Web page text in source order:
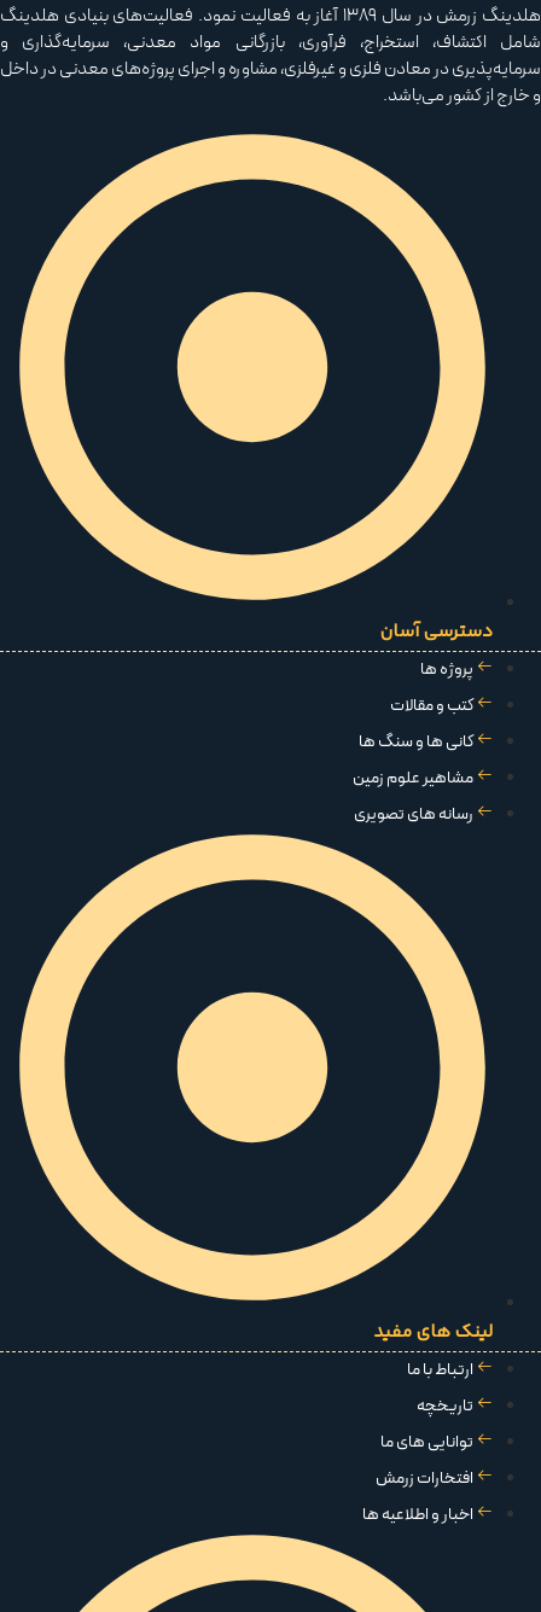
هلدینگ زرمش در سال ۱۳۸۹ آغاز به فعالیت‌ نمود. فعالیت‌های بنیادی هلدینگ
اکتشاف، استخراج، فرآوری، بازرگانی مواد معدنی، سرمایه‌گذاری و
در معادن فلزی و غیرفلزی، مشاوره و اجرای پروژه‌های معدنی در داخل
از کشور می‌باشد.
دسترسی آسان
پروژه ها
کتب و مقالات
کانی ها و سنگ ها
مشاهیر علوم زمین
رسانه های تصویری
لینک های مفید
ارتباط با ما
تاریخچه
توانایی های ما
افتخارات زرمش
اخبار و اطلاعیه ها